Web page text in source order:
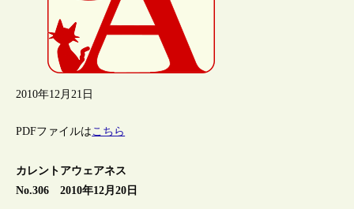
2010年12月21日
PDFファイルはこちら
カレントアウェアネス
No.306 2010年12月20日